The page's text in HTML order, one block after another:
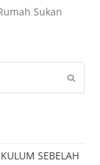
Sukan
SEBELAH